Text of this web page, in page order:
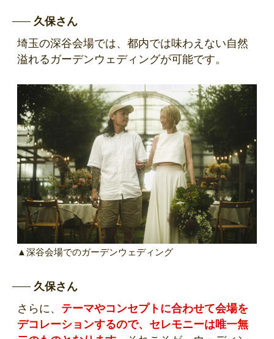
久保さん
埼玉の深谷会場では、都内では味わえない自然
溢れるガーデンウェディングが可能です。
▲深谷会場でのガーデンウェディング
久保さん
さらに、 テーマやコンセプトに合わせて会場を
デコレーションするので、セレモニーは唯一無